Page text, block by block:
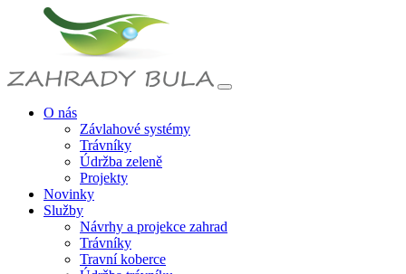
O nás
Závlahové systémy
Trávníky
Údržba zeleně
Projekty
Novinky
Služby
Návrhy a projekce zahrad
Trávníky
Travní koberce